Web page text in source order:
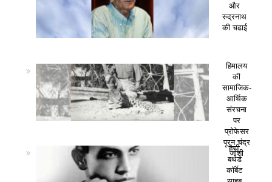
और
रुद्रनाथ
की चढाई
हिमालय
की
सामाजिक-
आर्थिक
संरचना
पर
प्रोफेसर
पूरन चंद्र
जोशी
हैप्पी
बर्थडे
कॉर्बेट